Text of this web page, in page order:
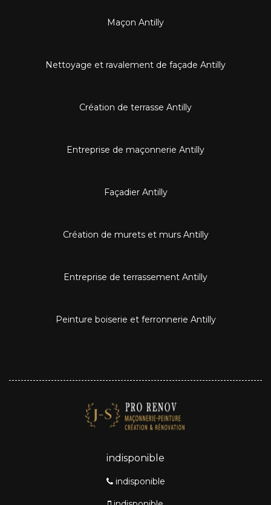
Maçon Antilly
Nettoyage et ravalement de façade Antilly
Création de terrasse Antilly
Entreprise de maçonnerie Antilly
Façadier Antilly
Création de murets et murs Antilly
Entreprise de terrassement Antilly
Peinture boiserie et ferronnerie Antilly
indisponible
indisponible